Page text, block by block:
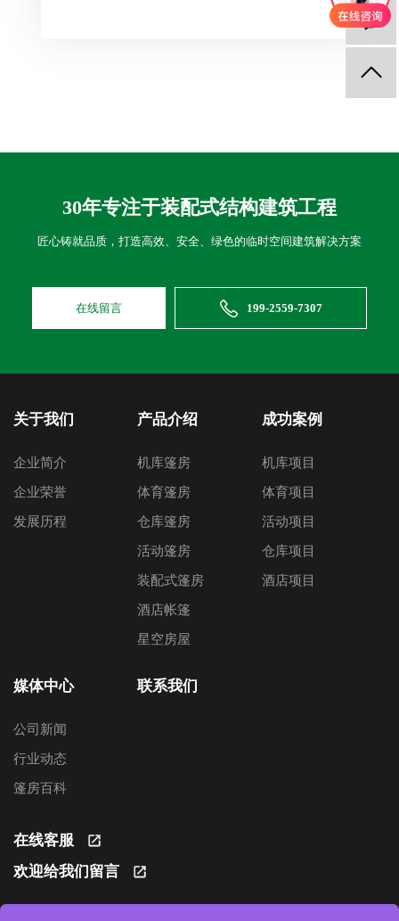
30年专注于装配式结构建筑工程
匠心铸就品质，打造高效、安全、绿色的临时空间建筑解决方案
在线留言 199-2559-7307
关于我们
企业简介
企业荣誉
发展历程
产品介绍
机库篷房
体育篷房
仓库篷房
活动篷房
装配式篷房
酒店帐篷
星空房屋
成功案例
机库项目
体育项目
活动项目
仓库项目
酒店项目
媒体中心
公司新闻
行业动态
篷房百科
联系我们
在线客服
欢迎给我们留言